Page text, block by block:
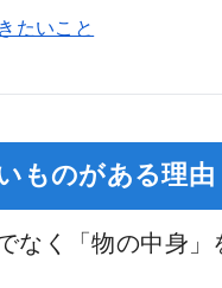
たいこと
ものがある理由
なく「物の中身